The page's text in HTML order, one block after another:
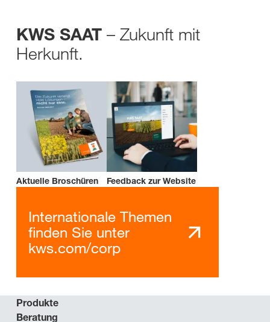
KWS SAAT – Zukunft mit
Herkunft.
Aktuelle Broschüren Feedback zur Website
Internationale Themen
finden Sie unter
kws.com/corp
Produkte
Beratung